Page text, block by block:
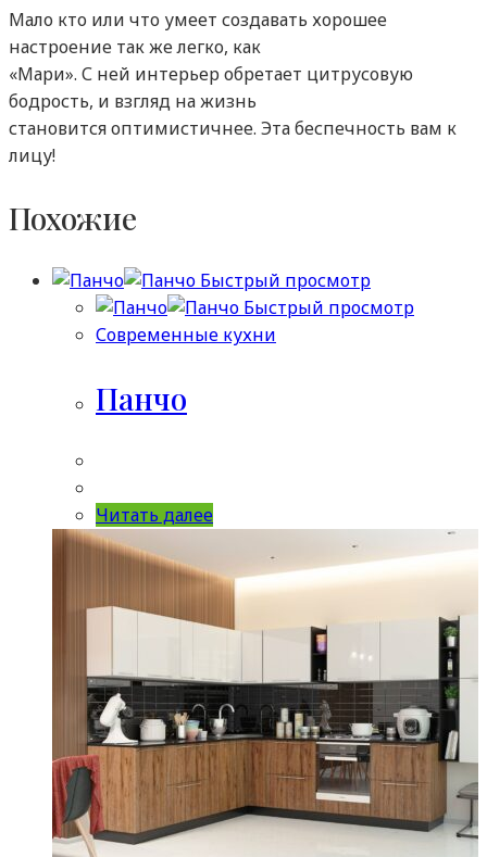
Мало кто или что умеет создавать хорошее
настроение так же легко, как
«Мари». С ней интерьер обретает цитрусовую
бодрость, и взгляд на жизнь
становится оптимистичнее. Эта беспечность вам к
лицу!
Похожие
Быстрый просмотр
Быстрый просмотр
Современные кухни
Панчо
Читать далее